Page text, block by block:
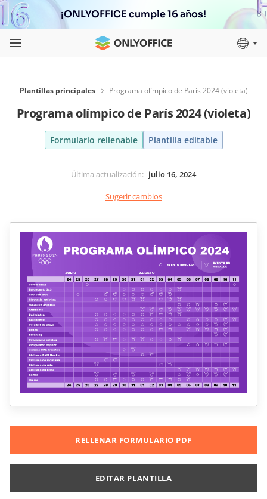
¡ONLYOFFICE cumple 16 años!
Plantillas principales Programa olímpico de París 2024 (violeta)
Programa olímpico de París 2024 (violeta)
Formulario rellenable Plantilla editable
Última actualización: julio 16, 2024
Sugerir cambios
RELLENAR FORMULARIO PDF
EDITAR PLANTILLA